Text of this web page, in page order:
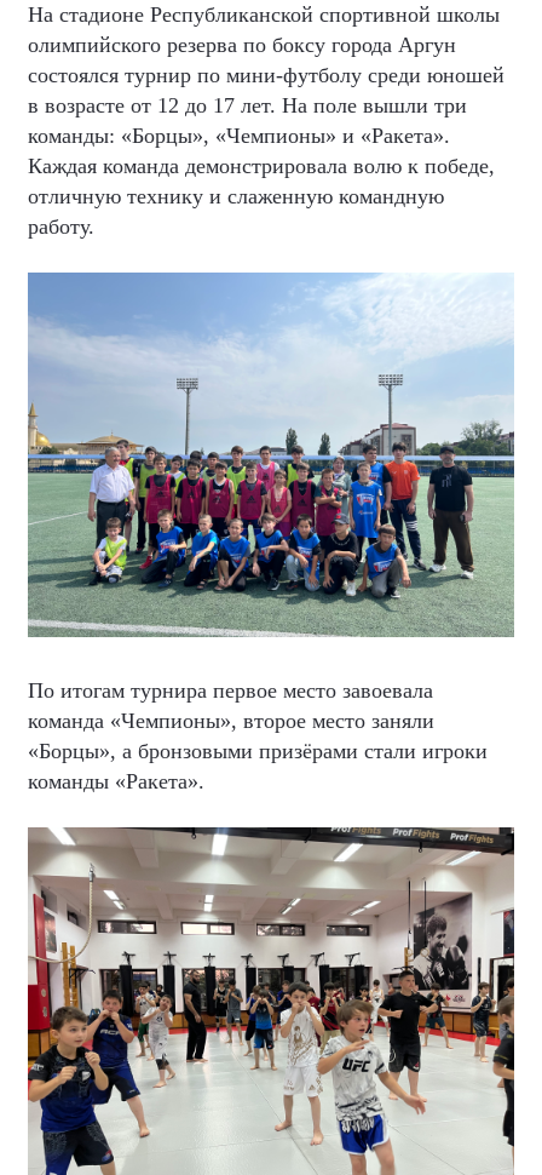
На стадионе Республиканской спортивной школы
олимпийского резерва по боксу города Аргун
состоялся турнир по мини-футболу среди юношей
в возрасте от 12 до 17 лет. На поле вышли три
команды: «Борцы», «Чемпионы» и «Ракета».
Каждая команда демонстрировала волю к победе,
отличную технику и слаженную командную
работу.
По итогам турнира первое место завоевала
команда «Чемпионы», второе место заняли
«Борцы», а бронзовыми призёрами стали игроки
команды «Ракета».